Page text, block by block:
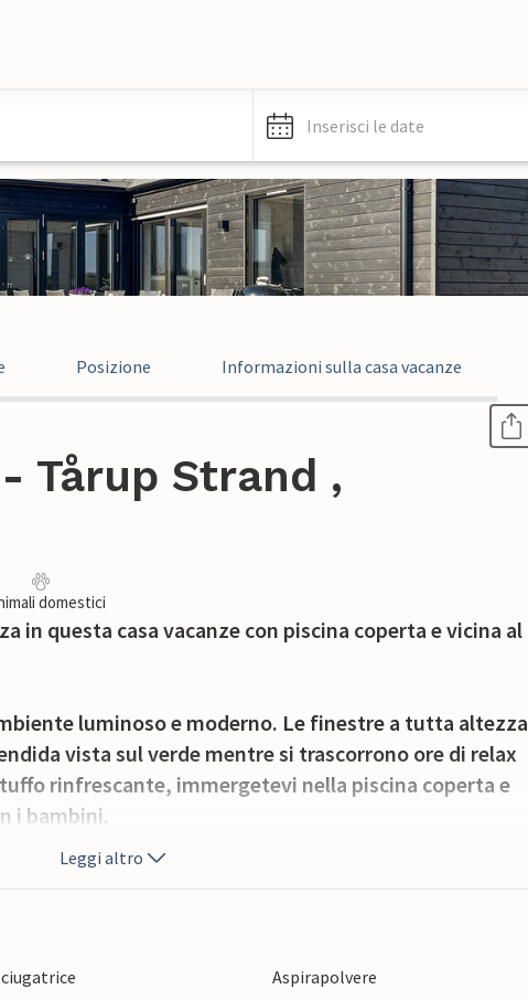
Inserisci le date
Posizione Informazioni sulla casa vacanze
Tårup Strand ,
domestici
in questa casa vacanze con piscina coperta e vicina al
luminoso e moderno. Le finestre a tutta altezza
vista sul verde mentre si trascorrono ore di relax
rinfrescante, immergetevi nella piscina coperta e
i bambini.
al mattino o riunite qui i vostri cari per un
tranquillo in giardino per leggere o chiacchierare
Leggi altro
Aspirapolvere